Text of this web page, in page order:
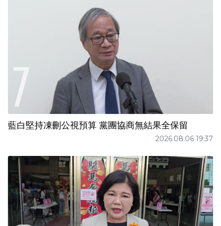
藍白堅持凍刪公視預算 黨團協商無結果全保留
2026.08.06 19:37